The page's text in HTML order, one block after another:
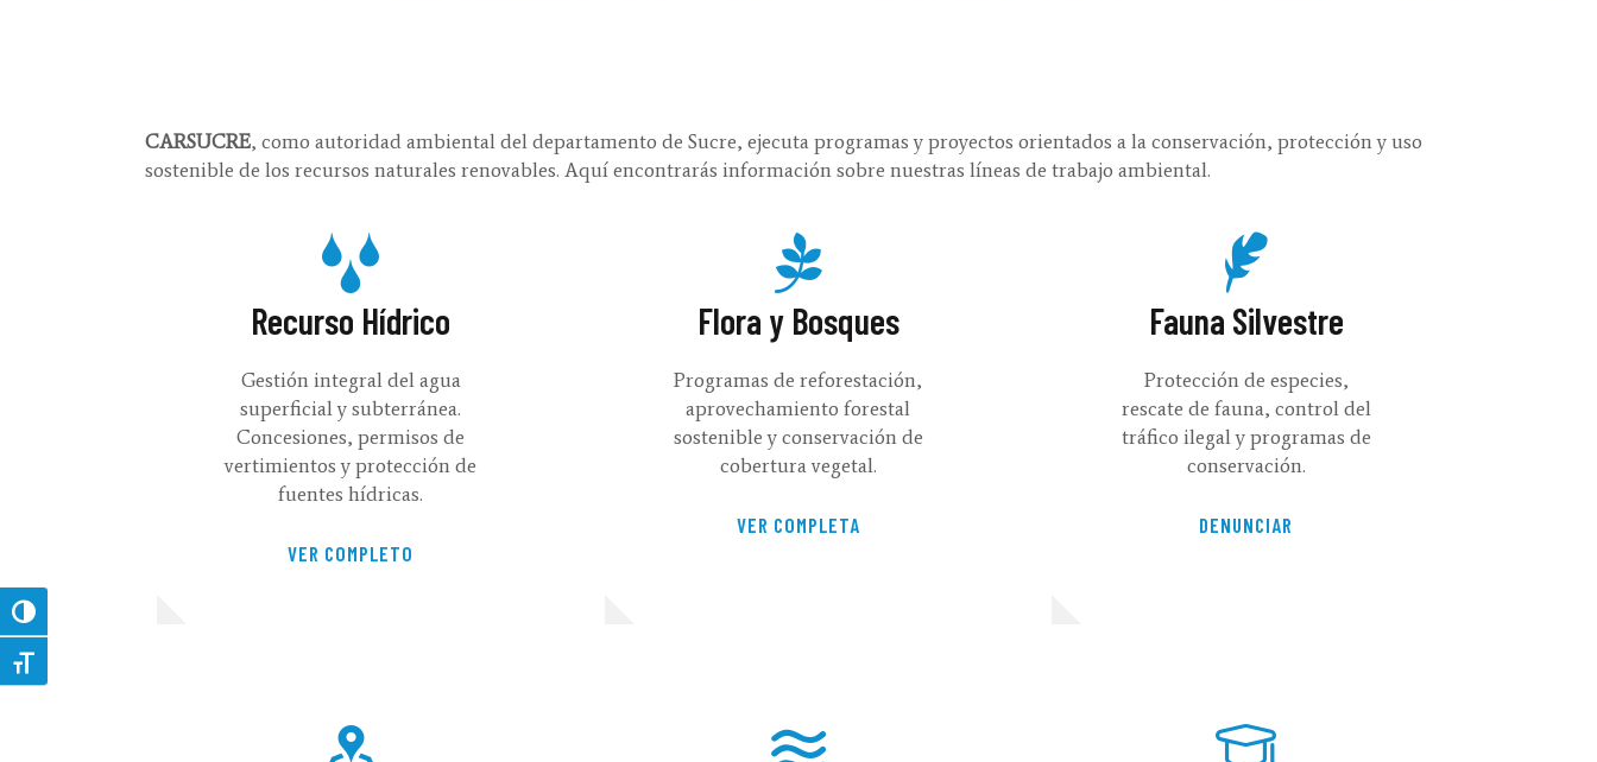
Toggle High Contrast
Toggle Font size
CARSUCRE, como autoridad ambiental del departamento de Sucre, ejecuta programas y proyectos orientados a la conservación, protección y uso
sostenible de los recursos naturales renovables. Aquí encontrarás información sobre nuestras líneas de trabajo ambiental.
Recurso Hídrico
Gestión integral del agua
superficial y subterránea.
Concesiones, permisos de
vertimientos y protección de
fuentes hídricas.
VER COMPLETO
Flora y Bosques
Programas de reforestación,
aprovechamiento forestal
sostenible y conservación de
cobertura vegetal.
VER COMPLETA
Fauna Silvestre
Protección de especies,
rescate de fauna, control del
tráfico ilegal y programas de
conservación.
DENUNCIAR